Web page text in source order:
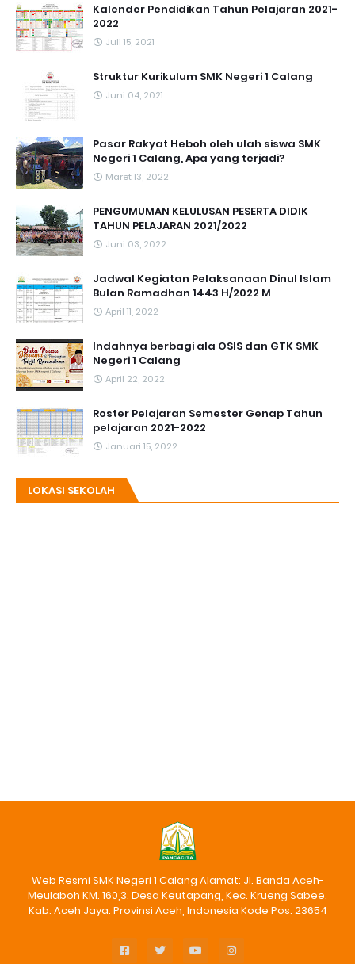
Kalender Pendidikan Tahun Pelajaran 2021-
2022
Juli 15, 2021
Struktur Kurikulum SMK Negeri 1 Calang
Juni 04, 2021
Pasar Rakyat Heboh oleh ulah siswa SMK
Negeri 1 Calang, Apa yang terjadi?
Maret 13, 2022
PENGUMUMAN KELULUSAN PESERTA DIDIK
TAHUN PELAJARAN 2021/2022
Juni 03, 2022
Jadwal Kegiatan Pelaksanaan Dinul Islam
Bulan Ramadhan 1443 H/2022 M
April 11, 2022
Indahnya berbagi ala OSIS dan GTK SMK
Negeri 1 Calang
April 22, 2022
Roster Pelajaran Semester Genap Tahun
pelajaran 2021-2022
Januari 15, 2022
LOKASI SEKOLAH
Web Resmi SMK Negeri 1 Calang Alamat: Jl. Banda Aceh-
Meulaboh KM. 160,3. Desa Keutapang, Kec. Krueng Sabee.
Kab. Aceh Jaya. Provinsi Aceh, Indonesia Kode Pos: 23654